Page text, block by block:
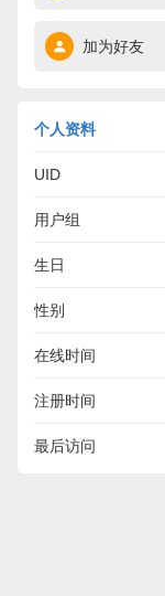
加为好友
个人资料
UID
用户组
生日
性别
在线时间
注册时间
最后访问